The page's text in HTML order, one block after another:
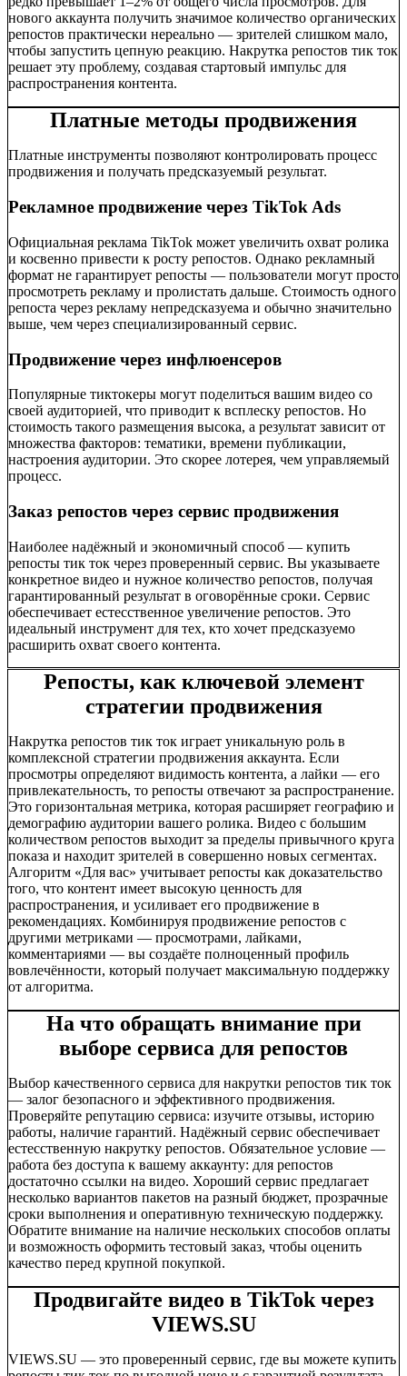
нового аккаунта получить значимое количество органических
репостов практически нереально — зрителей слишком мало,
чтобы запустить цепную реакцию. Накрутка репостов тик ток
решает эту проблему, создавая стартовый импульс для
распространения контента.
Платные методы продвижения
Платные инструменты позволяют контролировать процесс
продвижения и получать предсказуемый результат.
Рекламное продвижение через TikTok Ads
Официальная реклама TikTok может увеличить охват ролика
и косвенно привести к росту репостов. Однако рекламный
формат не гарантирует репосты — пользователи могут просто
просмотреть рекламу и пролистать дальше. Стоимость одного
репоста через рекламу непредсказуема и обычно значительно
выше, чем через специализированный сервис.
Продвижение через инфлюенсеров
Популярные тиктокеры могут поделиться вашим видео со
своей аудиторией, что приводит к всплеску репостов. Но
стоимость такого размещения высока, а результат зависит от
множества факторов: тематики, времени публикации,
настроения аудитории. Это скорее лотерея, чем управляемый
процесс.
Заказ репостов через сервис продвижения
Наиболее надёжный и экономичный способ — купить
репосты тик ток через проверенный сервис. Вы указываете
конкретное видео и нужное количество репостов, получая
гарантированный результат в оговорённые сроки. Сервис
обеспечивает естесственное увеличение репостов. Это
идеальный инструмент для тех, кто хочет предсказуемо
расширить охват своего контента.
Репосты, как ключевой элемент
стратегии продвижения
Накрутка репостов тик ток играет уникальную роль в
комплексной стратегии продвижения аккаунта. Если
просмотры определяют видимость контента, а лайки — его
привлекательность, то репосты отвечают за распространение.
Это горизонтальная метрика, которая расширяет географию и
демографию аудитории вашего ролика. Видео с большим
количеством репостов выходит за пределы привычного круга
показа и находит зрителей в совершенно новых сегментах.
Алгоритм «Для вас» учитывает репосты как доказательство
того, что контент имеет высокую ценность для
распространения, и усиливает его продвижение в
рекомендациях. Комбинируя продвижение репостов с
другими метриками — просмотрами, лайками,
комментариями — вы создаёте полноценный профиль
вовлечённости, который получает максимальную поддержку
от алгоритма.
На что обращать внимание при
выборе сервиса для репостов
Выбор качественного сервиса для накрутки репостов тик ток
— залог безопасного и эффективного продвижения.
Проверяйте репутацию сервиса: изучите отзывы, историю
работы, наличие гарантий. Надёжный сервис обеспечивает
естесственную накрутку репостов. Обязательное условие —
работа без доступа к вашему аккаунту: для репостов
достаточно ссылки на видео. Хороший сервис предлагает
несколько вариантов пакетов на разный бюджет, прозрачные
сроки выполнения и оперативную техническую поддержку.
Обратите внимание на наличие нескольких способов оплаты
и возможность оформить тестовый заказ, чтобы оценить
качество перед крупной покупкой.
Продвигайте видео в TikTok через
VIEWS.SU
VIEWS.SU — это проверенный сервис, где вы можете купить